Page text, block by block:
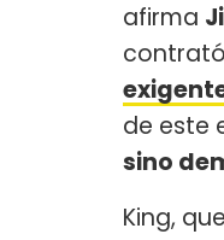
afirma
de este
sino
King,